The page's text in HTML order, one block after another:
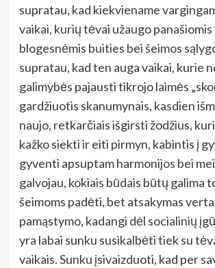
supratau, kad kiekviename
vaikai, kurių tėvai užaugo panašiomis
blogesnėmis buities bei šeimos
supratau, kad ten auga vaikai, kurie
galimybės pajausti tikrojo laimės
gardžiuotis skanumynais, kasdien
naujo, retkarčiais išgirsti žodžius,
kažko siekti ir eiti pirmyn, kabintis į
gyventi apsuptam harmonijos bei
galvojau, kokiais būdais būtų galima
šeimoms padėti, bet atsakymas
pamąstymo, kadangi dėl socialinių
yra labai sunku susikalbėti tiek su
vaikais. Sunku įsivaizduoti, kad per